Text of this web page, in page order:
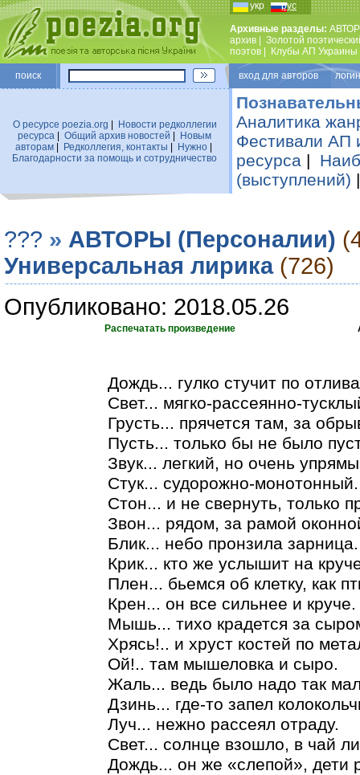
укр рус
Архивные разделы:
архив
Золотой
поэтов
Клубы АП Украины
поиск вход для авторов
О ресурсе poezia.org
Новости редколлегии
ресурса
Общий архив новостей
Новым
авторам| Редколлегия, контакты Нужно|
Благодарности за помощь и сотрудничество
Аналитика
Фестивали АП
ресурса |
(выступлений)
??? » АВТОРЫ (Персоналии)
Универсальная лирика (726)
Опубликовано: 2018.05.26
Распечатать произведение
Дождь... гулко стучит по
Свет... мягко-рассеянно-
Грусть... прячется там, за
Пусть... только бы не было
Звук... легкий, но очень
Стук... судорожно-монотонный.
Стон... и не свернуть, только
Звон... рядом, за рамой
Блик... небо пронзила зарница.
Крик... кто же услышит на
Плен... бьемся об клетку, как
Крен... он все сильнее и круче.
Мышь... тихо крадется за
Хрясь!.. и хруст костей по
Ой!.. там мышеловка и сыро.
Жаль... ведь было надо так
Дзинь... где-то запел
Луч... нежно рассеял отраду.
Свет... солнце взошло, в чай
Дождь... он же «слепой», дети